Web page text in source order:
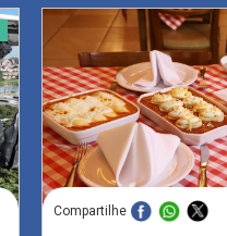
Compartilhe